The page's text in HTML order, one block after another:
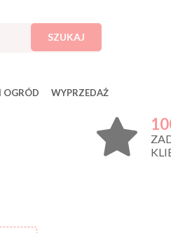
SZUKAJ
OGRÓD WYPRZEDAŻ